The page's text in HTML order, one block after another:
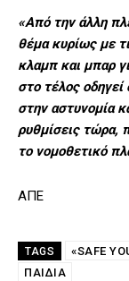
«Από την άλλη
θέμα κυρίως με
κλαμπ και μπαρ
στο τέλος
στην αστυνομία
ρυθμίσεις τώρα,
το νομοθετικό
ΑΠΕ
TAGS «SAFE
ΠΑΙΔΙΑ